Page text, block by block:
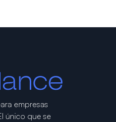
empresas
único que se